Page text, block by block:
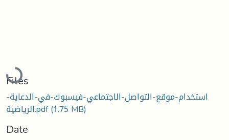
Loading...
Files
استخدام-موقع-التواصل-الاجتماعي-فيسبوك-في-الدعاية-
الرياضية.pdf(1.75 MB)
Date